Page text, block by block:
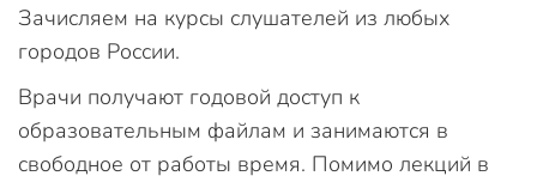
Зачисляем на курсы слушателей из любых
городов России.
Врачи получают годовой доступ к
образовательным файлам и занимаются в
свободное от работы время. Помимо лекций в